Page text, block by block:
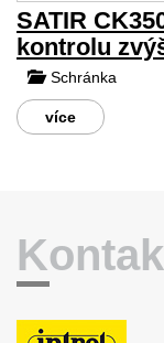
SATIR
kontrolu
Schránka
více